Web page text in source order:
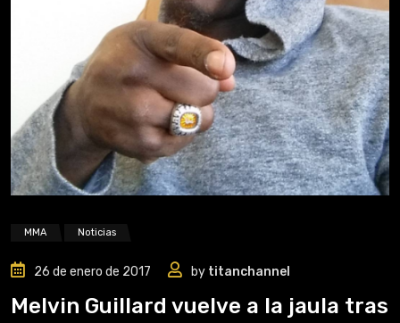
MMA Noticias
26 de enero de 2017 by titanchannel
Melvin Guillard vuelve a la jaula tras